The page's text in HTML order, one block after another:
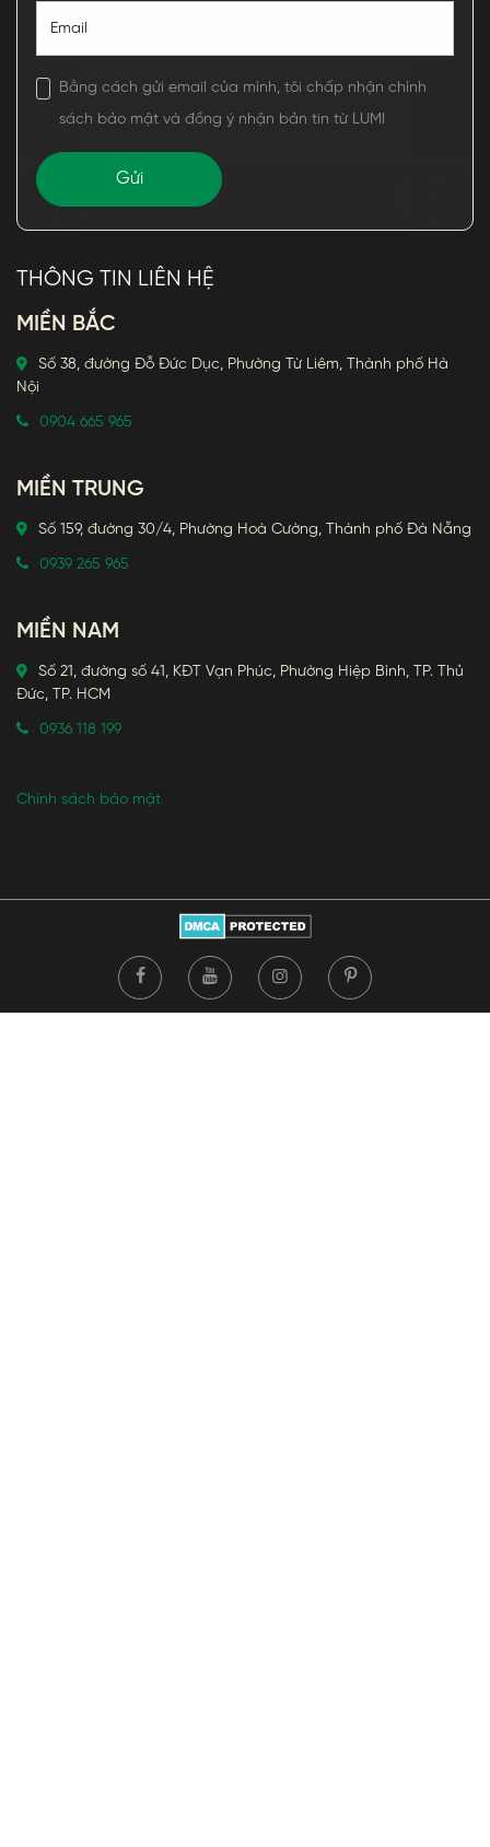
Bằng cách gửi email của mình, tôi chấp nhận chính
sách bảo mật và đồng ý nhận bản tin từ LUMI
THÔNG TIN LIÊN HỆ
MIỀN BẮC
Số 38, đường Đỗ Đức Dục, Phường Từ Liêm, Thành phố Hà
Nội
0904 665 965
MIỀN TRUNG
Số 159, đường 30/4, Phường Hoà Cường, Thành phố Đà Nẵng
0939 265 965
MIỀN NAM
Số 21, đường số 41, KĐT Vạn Phúc, Phường Hiệp Bình, TP. Thủ
Đức, TP. HCM
0936 118 199
Chính sách bảo mật